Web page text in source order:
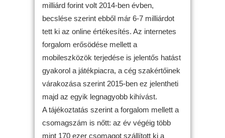
milliárd forint volt 2014-ben évben,
becslése szerint ebből már 6-7 milliárdot
tett ki az online értékesítés. Az internetes
forgalom erősödése mellett a
mobileszközök terjedése is jelentős hatást
gyakorol a játékpiacra, a cég szakértőinek
várakozása szerint 2015-ben ez jelentheti
majd az egyik legnagyobb kihívást.
A tájékoztatás szerint a forgalom mellett a
csomagszám is nőtt: az év végéig több
mint 170 ezer csomagot szállított ki a